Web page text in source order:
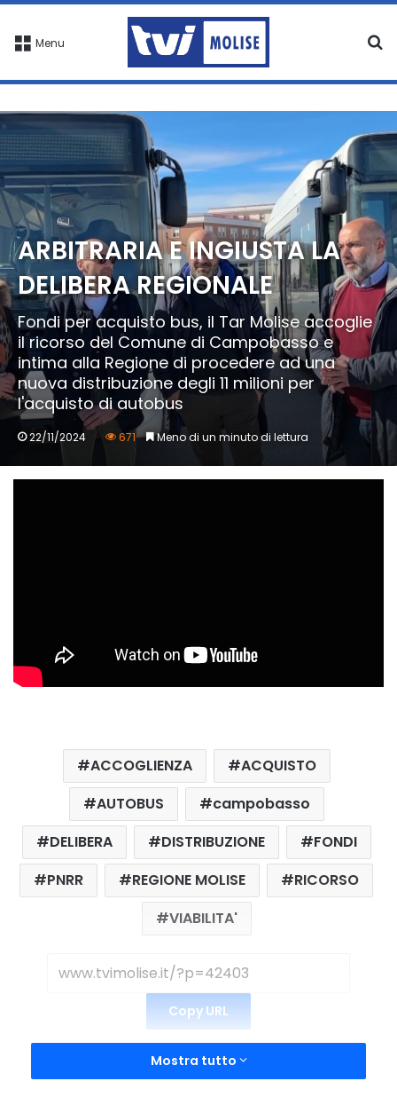
Menu
ARBITRARIA E INGIUSTA LA
DELIBERA REGIONALE
Fondi per acquisto bus, il Tar Molise accoglie
il ricorso del Comune di Campobasso e
intima alla Regione di procedere ad una
nuova distribuzione degli 11 milioni per
l'acquisto di autobus
22/11/2024 671 Meno di un minuto di lettura
ACCOGLIENZA
ACQUISTO
AUTOBUS
campobasso
DELIBERA
DISTRIBUZIONE
FONDI
PNRR
REGIONE MOLISE
RICORSO
VIABILITA'
Copy URL
Mostra tutto